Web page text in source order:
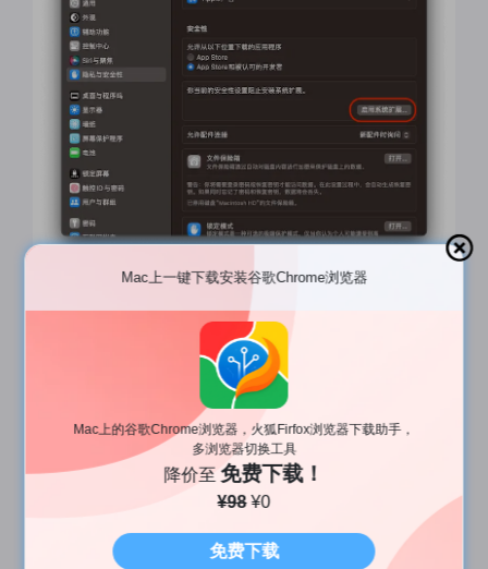
Mac上一键下载安装谷歌Chrome浏览器
Mac上的谷歌Chrome浏览器，火狐Firfox浏览器下载助手，
多浏览器切换工具
降价至免费下载！
¥98 ¥0
免费下载